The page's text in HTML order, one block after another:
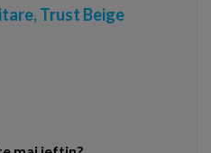
Trust Beige